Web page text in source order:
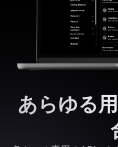
あらゆる